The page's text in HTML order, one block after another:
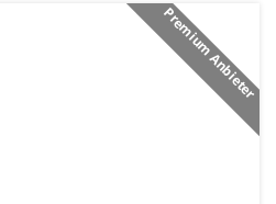
Premium Anbieter